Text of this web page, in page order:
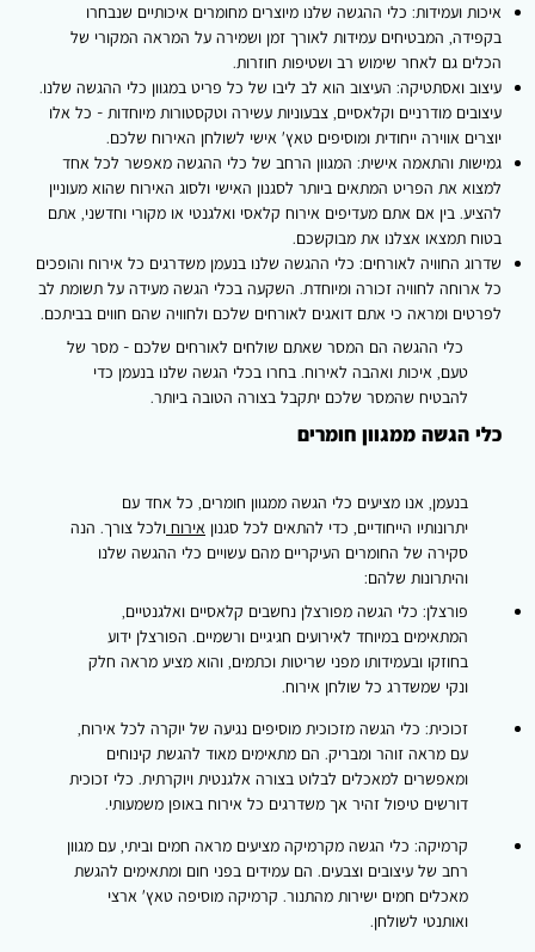
איכות ועמידות: כלי ההגשה שלנו מיוצרים מחומרים איכותיים שנבחרו
בקפידה, המבטיחים עמידות לאורך זמן ושמירה על המראה המקורי של
הכלים גם לאחר שימוש רב ושטיפות חוזרות.
עיצוב ואסתטיקה: העיצוב הוא לב ליבו של כל פריט במגוון כלי ההגשה שלנו.
עיצובים מודרניים וקלאסיים, צבעוניות עשירה וטקסטורות מיוחדות - כל אלו
יוצרים אווירה ייחודית ומוסיפים טאץ' אישי לשולחן האירוח שלכם.
גמישות והתאמה אישית: המגוון הרחב של כלי ההגשה מאפשר לכל אחד
למצוא את הפריט המתאים ביותר לסגנון האישי ולסוג האירוח שהוא מעוניין
להציע. בין אם אתם מעדיפים אירוח קלאסי ואלגנטי או מקורי וחדשני, אתם
בטוח תמצאו אצלנו את מבוקשכם.
שדרוג החוויה לאורחים: כלי ההגשה שלנו בנעמן משדרגים כל אירוח והופכים
כל ארוחה לחוויה זכורה ומיוחדת. השקעה בכלי הגשה מעידה על תשומת לב
לפרטים ומראה כי אתם דואגים לאורחים שלכם ולחוויה שהם חווים בביתכם.
כלי ההגשה הם המסר שאתם שולחים לאורחים שלכם - מסר של
טעם, איכות ואהבה לאירוח. בחרו בכלי הגשה שלנו בנעמן כדי
להבטיח שהמסר שלכם יתקבל בצורה הטובה ביותר.
כלי הגשה ממגוון חומרים
בנעמן, אנו מציעים כלי הגשה ממגוון חומרים, כל אחד עם
יתרונותיו הייחודיים, כדי להתאים לכל סגנון אירוח ולכל צורך. הנה
סקירה של החומרים העיקריים מהם עשויים כלי ההגשה שלנו
והיתרונות שלהם:
פורצלן: כלי הגשה מפורצלן נחשבים קלאסיים ואלגנטיים,
המתאימים במיוחד לאירועים חגיגיים ורשמיים. הפורצלן ידוע
בחוזקו ובעמידותו מפני שריטות וכתמים, והוא מציע מראה חלק
ונקי שמשדרג כל שולחן אירוח.
זכוכית: כלי הגשה מזכוכית מוסיפים נגיעה של יוקרה לכל אירוח,
עם מראה זוהר ומבריק. הם מתאימים מאוד להגשת קינוחים
ומאפשרים למאכלים לבלוט בצורה אלגנטית ויוקרתית. כלי זכוכית
דורשים טיפול זהיר אך משדרגים כל אירוח באופן משמעותי.
קרמיקה: כלי הגשה מקרמיקה מציעים מראה חמים וביתי, עם מגוון
רחב של עיצובים וצבעים. הם עמידים בפני חום ומתאימים להגשת
מאכלים חמים ישירות מהתנור. קרמיקה מוסיפה טאץ' ארצי
ואותנטי לשולחן.